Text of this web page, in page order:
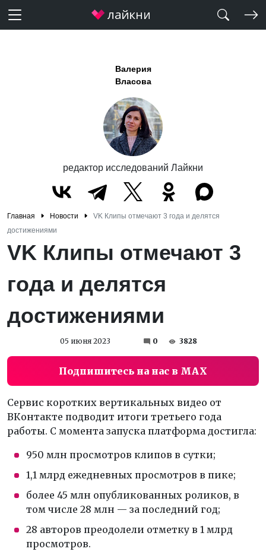
Валерия
Власова
редактор исследований Лайкни
Главная Новости
VK Клипы отмечают 3 года и делятся
достижениями
VK Клипы отмечают 3
года и делятся
достижениями
05 июня 2023 0 3828
Подпишитесь на нас в MAX
Сервис коротких вертикальных видео от
ВКонтакте подводит итоги третьего года
работы. С момента запуска платформа достигла:
950 млн просмотров клипов в сутки;
1,1 млрд ежедневных просмотров в пике;
более 45 млн опубликованных роликов, в
том числе 28 млн — за последний год;
28 авторов преодолели отметку в 1 млрд
просмотров.